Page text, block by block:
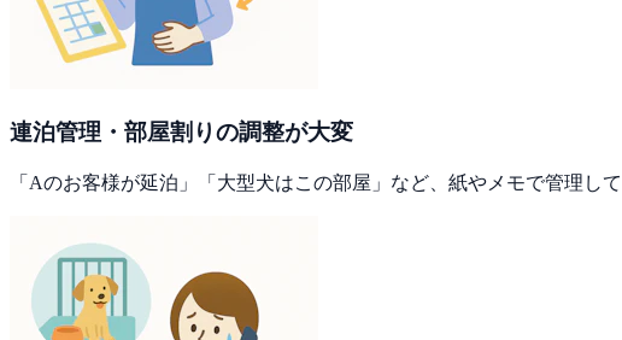
連泊管理・部屋割りの調整が大変
「Aのお客様が延泊」「大型犬はこの部屋」など、紙やメモで管理し